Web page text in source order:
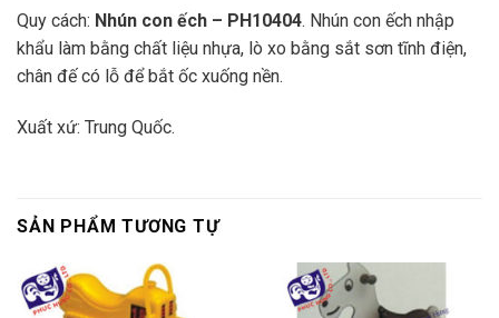
Quy cách: Nhún con ếch – PH10404. Nhún con ếch nhập
khẩu làm bằng chất liệu nhựa, lò xo bằng sắt sơn tĩnh điện,
chân đế có lỗ để bắt ốc xuống nền.
Xuất xứ: Trung Quốc.
SẢN PHẨM TƯƠNG TỰ